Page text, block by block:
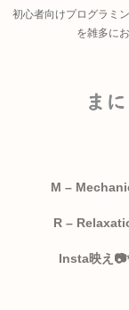
初心者向けプログラミ
を雑多に
M –
R –
Insta映え